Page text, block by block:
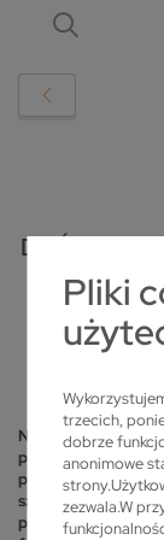
Pliki
trzecich,
dobrze
anonimowe
zezwala.W
DUŃSKI
Nazwa duńskiego
prawdziwy
preferuje skrót TN
szlifowanie bądź
przedmiot